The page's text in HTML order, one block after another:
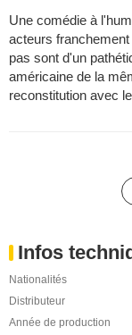
Une comédie à
acteurs
pas sont d'un
américaine de la
reconstitution avec
Infos
Nationalités
Distributeur
Année de production